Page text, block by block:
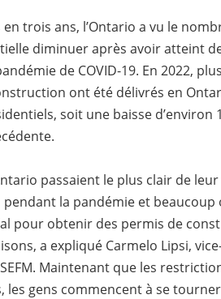
trois ans, l’Ontario a vu le
diminuer après avoir atteint
de COVID-19. En 2022,
ont été délivrés en
soit une baisse d’environ
passaient le plus clair de
pendant la pandémie et beaucoup
pour obtenir des permis de
a expliqué Carmelo Lipsi,
Maintenant que les
les gens commencent à se